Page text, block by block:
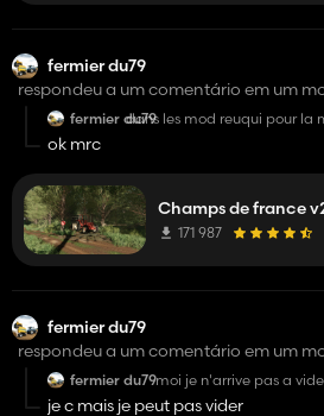
fermier du79
respondeu a um comentário em um
fermier du79dans les mod reuqui pour la
ok mrc
Champs de france
171 987
fermier du79
respondeu a um comentário em um
fermier du79moi je n'arrive pas a
séchoir
je c mais je peut pas vider